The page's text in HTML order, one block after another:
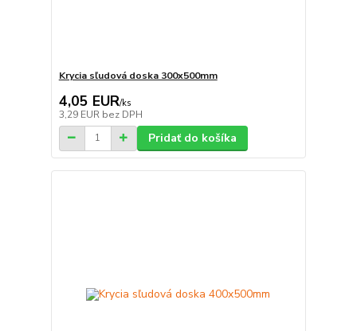
Krycia sľudová doska 300x500mm
4,05 EUR/ks
3,29 EUR bez DPH
Pridať do košíka